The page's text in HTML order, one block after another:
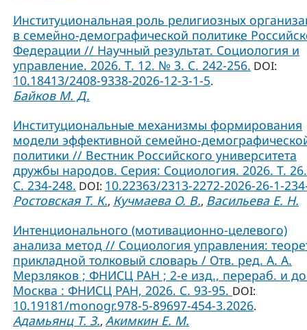
Институциональная роль религиозных
в семейно-демографической политике
Федерации // Научный результат. Социология и
управление. 2026. Т. 12. № 3. С. 242-256. DOI:
10.18413/2408-9338-2026-12-3-1-5.
Байков М. Д.
Институциональные механизмы формирования
модели эффективной семейно-
политики // Вестник Российского университета
дружбы народов. Серия: Социология. 2026. Т.
C. 234-248. DOI: 10.22363/2313-2272-2026-26-1-
Ростовская Т. К., Кучмаева О. В., Васильева Е. Н.
Интенционального (мотивационно-целевого)
анализа метод // Социология управления:
прикладной толковый словарь / Отв. ред. А. А.
Мерзляков ; ФНИСЦ РАН ; 2-е изд., перераб. и
Москва : ФНИСЦ РАН, 2026. С. 93-95. DOI:
10.19181/monogr.978-5-89697-454-3.2026.
Адамьянц Т. З., Акимкин Е. М.